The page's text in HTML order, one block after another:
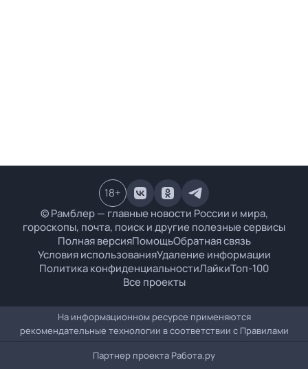
© Рамблер — главные новости России и мира,
гороскопы, почта, поиск и другие полезные сервисы
Полная версияПомощьОбратная связь
Условия использованияУдаление информации
Политика конфиденциальностиЛайкиТоп-100
Все проекты
18+
На информационном ресурсе применяются
рекомендательные технологии в соответствии с Правилами
Партнер проекта Работа.ру